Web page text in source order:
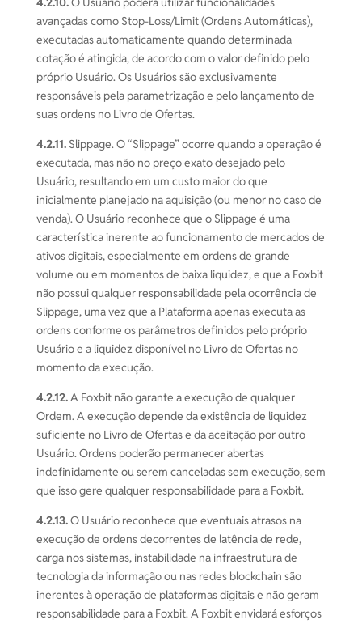
avançadas como Stop-Loss/Limit (Ordens Automáticas),
executadas automaticamente quando determinada
cotação é atingida, de acordo com o valor definido pelo
próprio Usuário. Os Usuários são exclusivamente
responsáveis pela parametrização e pelo lançamento de
suas ordens no Livro de Ofertas.
4.2.11.Slippage. O “Slippage” ocorre quando a operação é
executada, mas não no preço exato desejado pelo
Usuário, resultando em um custo maior do que
inicialmente planejado na aquisição (ou menor no caso de
venda). O Usuário reconhece que o Slippage é uma
característica inerente ao funcionamento de mercados de
ativos digitais, especialmente em ordens de grande
volume ou em momentos de baixa liquidez, e que a Foxbit
não possui qualquer responsabilidade pela ocorrência de
Slippage, uma vez que a Plataforma apenas executa as
ordens conforme os parâmetros definidos pelo próprio
Usuário e a liquidez disponível no Livro de Ofertas no
momento da execução.
4.2.12.A Foxbit não garante a execução de qualquer
Ordem. A execução depende da existência de liquidez
suficiente no Livro de Ofertas e da aceitação por outro
Usuário. Ordens poderão permanecer abertas
indefinidamente ou serem canceladas sem execução, sem
que isso gere qualquer responsabilidade para a Foxbit.
4.2.13.O Usuário reconhece que eventuais atrasos na
execução de ordens decorrentes de latência de rede,
carga nos sistemas, instabilidade na infraestrutura de
tecnologia da informação ou nas redes blockchain são
inerentes à operação de plataformas digitais e não geram
responsabilidade para a Foxbit. A Foxbit envidará esforços